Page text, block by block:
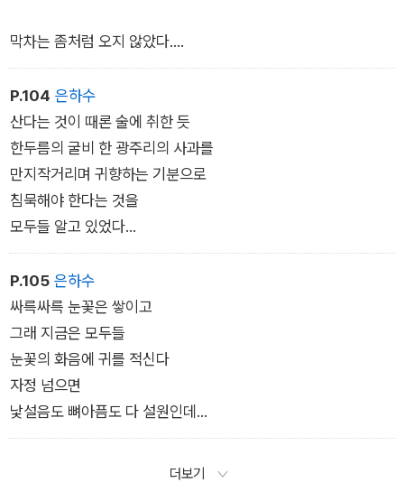
고 있을 것이다. 끌고가기 너무 고단해 몸을 버리고 가는 자들, 한
심하다. 어떤 때는 한밤중에 내 숨소리에 놀라 깨는 적이 있
다. 내 정신이 다른 육체와 손잡고 가다가 문득 손 놓아버리는 거
기. 너무나 낯설어 여기가 어디냐고 묻고 싶은데 물어볼 사람
이 없다.
막차는 좀처럼 오지 않았다.
대합실 밖에는 밤새 송이눈이 쌓이고
흰 보라 수수꽃 눈시린 유리창마다
톱밥난로가 지펴지고 있었다
그믐처럼 몇은 졸고
몇은 감기에 쿨럭이고
그리웠던 순간들을 생각하며 나는
한줌의 톱밥을 불빛 속에 던져주었다
내면 깊숙이 할 말들은 가득해도
청색의 손바닥을 불빛 속에 적셔두고
모두들 아무 말도 하지 않았다
P.104 은하수
산다는 것이 때론 술에 취한 듯
한두름의 굴비 한 광주리의 사과를
만지작거리며 귀향하는 기분으로
침묵해야 한다는 것을
모두들 알고 있었다
오래 앓은 기침소리와
쓴 약 같은 입술담배 연기 속에서
P.105 은하수
싸륵싸륵 눈꽃은 쌓이고
그래 지금은 모두들
눈꽃의 화음에 귀를 적신다
자정 넘으면
낯설음도 뼈아픔도 다 설원인데
단풍잎 같은 몇 잎의 차창을 달고
밤열차는 또 어디로 흘러가는지
더보기